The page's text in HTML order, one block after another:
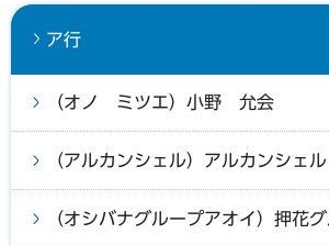
ア行
（オノ ミツエ）小野 允会
（アルカンシェル）アルカンシェル
（オシバナグループアオイ）押花